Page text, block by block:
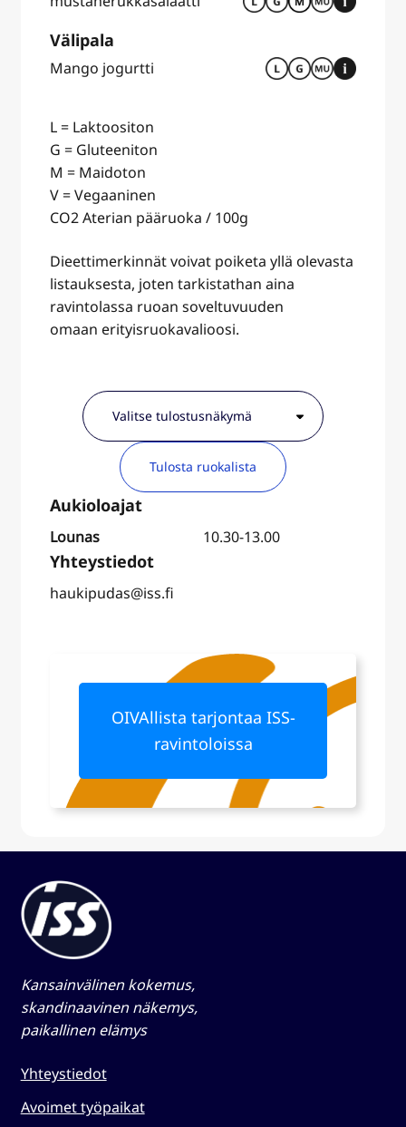
Välipala
Mango jogurtti
L = Laktoositon
G = Gluteeniton
M = Maidoton
V = Vegaaninen
CO2 Aterian pääruoka / 100g
Dieettimerkinnät voivat poiketa yllä olevasta
listauksesta, joten tarkistathan aina
ravintolassa ruoan soveltuvuuden
omaan erityisruokavalioosi.
Tulosta ruokalista
Lounas 10.30-13.00
haukipudas@iss.fi
OIVAllista tarjontaa ISS-
ravintoloissa
Kansainvälinen kokemus,
skandinaavinen näkemys,
paikallinen elämys​
Yhteystiedot
Avoimet työpaikat